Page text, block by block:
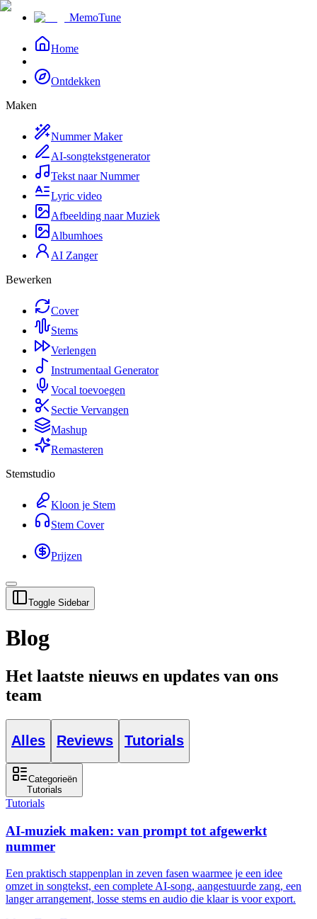
MemoTune
Home
Ontdekken
Maken
Nummer Maker
AI-songtekstgenerator
Tekst naar Nummer
Lyric video
Afbeelding naar Muziek
Albumhoes
AI Zanger
Bewerken
Cover
Stems
Verlengen
Instrumentaal Generator
Vocal toevoegen
Sectie Vervangen
Mashup
Remasteren
Stemstudio
Kloon je Stem
Stem Cover
Prijzen
Toggle Sidebar
Blog
Het laatste nieuws en updates van ons
team
Alles Reviews Tutorials
Categorieën
Tutorials
Tutorials
AI-muziek maken: van prompt tot afgewerkt
nummer
Een praktisch stappenplan in zeven fasen waarmee je een idee
omzet in songtekst, een complete AI-song, aangestuurde zang, een
langer arrangement, losse stems en audio die klaar is voor export.